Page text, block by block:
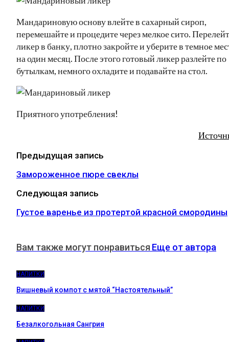
Мандариновую основу влейте в сахарный сироп,
перемешайте и процедите через мелкое сито.
ликер в банку, плотно закройте и уберите в темное
на один месяц. После этого готовый ликер разлейте по
бутылкам, немного охладите и подавайте на стол.
Приятного употребления!
Предыдущая запись
Замороженное пюре свеклы
Следующая запись
Густое варенье из протертой красной смородины
Вам также могут понравиться Еще от автора
НАПИТКИ
Вишневый компот с мятой “Настоятельный”
НАПИТКИ
Безалкогольная Сангрия